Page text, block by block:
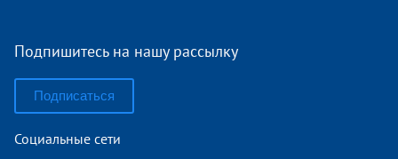
Подпишитесь на нашу рассылку
Подписаться
Социальные сети